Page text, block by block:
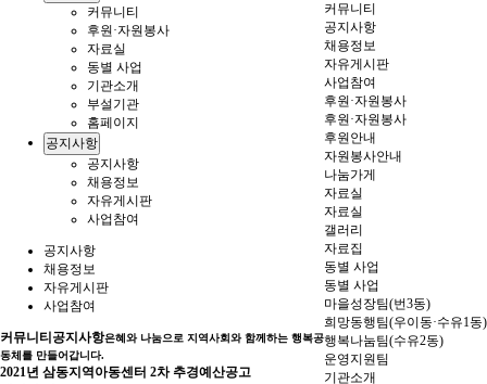
커뮤니티
공지사항
채용정보
자유게시판
사업참여
후원·자원봉사
후원·자원봉사
후원안내
자원봉사안내
나눔가게
자료실
자료실
갤러리
자료집
동별 사업
동별 사업
마을성장팀(번3동)
희망동행팀(우이동·수유1동)
행복나눔팀(수유2동)
운영지원팀
기관소개
커뮤니티
후원·자원봉사
자료실
동별 사업
기관소개
부설기관
홈페이지
공지사항
공지사항
채용정보
자유게시판
사업참여
공지사항
채용정보
자유게시판
사업참여
커뮤니티 공지사항은혜와 나눔으로 지역사회와 함께하는 행복공
동체를 만들어갑니다.
2021년 삼동지역아동센터 2차 추경예산공고